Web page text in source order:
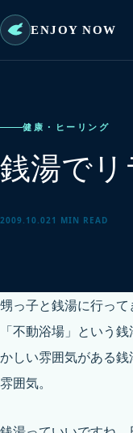
ENJOY NOW
健康・ヒーリング
銭湯でリ
2009.10.021 MIN READ
甥っ子と銭湯に行っ
「不動浴場」という
かしい雰囲気がある
雰囲気。